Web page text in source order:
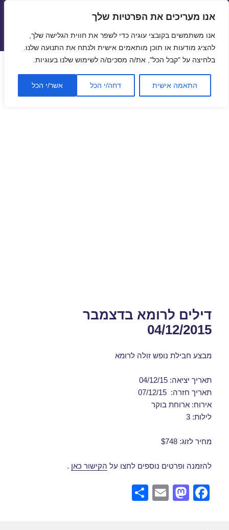
אנו מעריכים את הפרטיות שלך
אנו משתמשים בקובצי עוגיה כדי לשפר את חווית הגלישה שלך,
להציג מודעות או תוכן מותאמים אישית ולנתח את התנועה שלנו.
בלחיצה על "קבל הכל", את/ה מסכים/ה לשימוש שלנו בעוגיות.
התאמה אישית דחה/י הכל אשר/י הכל
תפריטים
ווידג'טים
דילים לרומא בדצמבר
04/12/2015
מבצע חבילת נופש זולה לרומא
תאריך יציאה: 04/12/15
תאריך חזרה: 07/12/15
אירוח: ארוחת בוקר
לילות: 3
מחיר לזוג: $748
להזמנה ופרטים נוספים לחצו על הקישור כאן .
F
M
E